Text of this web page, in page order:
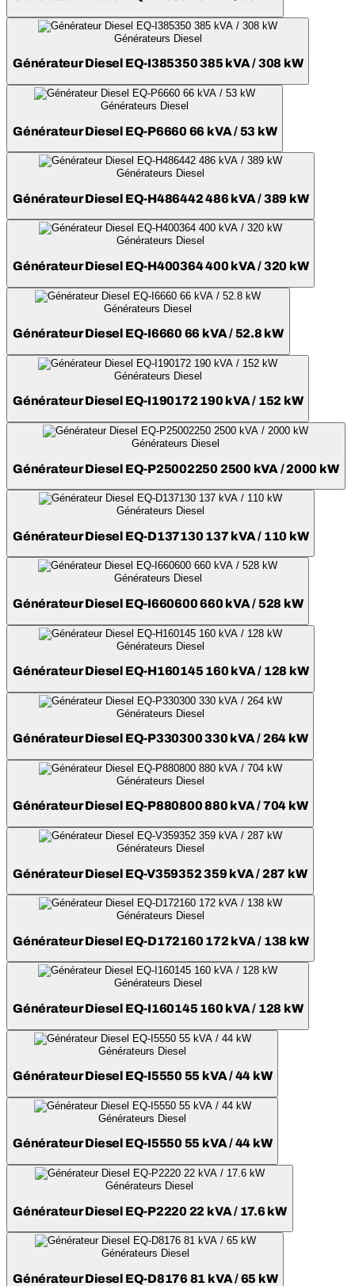
Générateurs Diesel
Générateur Diesel EQ-I385350 385 kVA / 308 kW
Générateurs Diesel
Générateur Diesel EQ-P6660 66 kVA / 53 kW
Générateurs Diesel
Générateur Diesel EQ-H486442 486 kVA / 389 kW
Générateurs Diesel
Générateur Diesel EQ-H400364 400 kVA / 320 kW
Générateurs Diesel
Générateur Diesel EQ-I6660 66 kVA / 52.8 kW
Générateurs Diesel
Générateur Diesel EQ-I190172 190 kVA / 152 kW
Générateurs Diesel
Générateur Diesel EQ-P25002250 2500 kVA / 2000 kW
Générateurs Diesel
Générateur Diesel EQ-D137130 137 kVA / 110 kW
Générateurs Diesel
Générateur Diesel EQ-I660600 660 kVA / 528 kW
Générateurs Diesel
Générateur Diesel EQ-H160145 160 kVA / 128 kW
Générateurs Diesel
Générateur Diesel EQ-P330300 330 kVA / 264 kW
Générateurs Diesel
Générateur Diesel EQ-P880800 880 kVA / 704 kW
Générateurs Diesel
Générateur Diesel EQ-V359352 359 kVA / 287 kW
Générateurs Diesel
Générateur Diesel EQ-D172160 172 kVA / 138 kW
Générateurs Diesel
Générateur Diesel EQ-I160145 160 kVA / 128 kW
Générateurs Diesel
Générateur Diesel EQ-I5550 55 kVA / 44 kW
Générateurs Diesel
Générateur Diesel EQ-I5550 55 kVA / 44 kW
Générateurs Diesel
Générateur Diesel EQ-P2220 22 kVA / 17.6 kW
Générateurs Diesel
Générateur Diesel EQ-D8176 81 kVA / 65 kW